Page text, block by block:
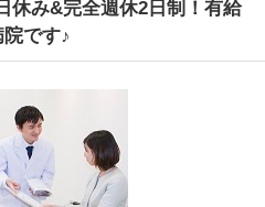
休み&完全週休2日制！有給
です♪